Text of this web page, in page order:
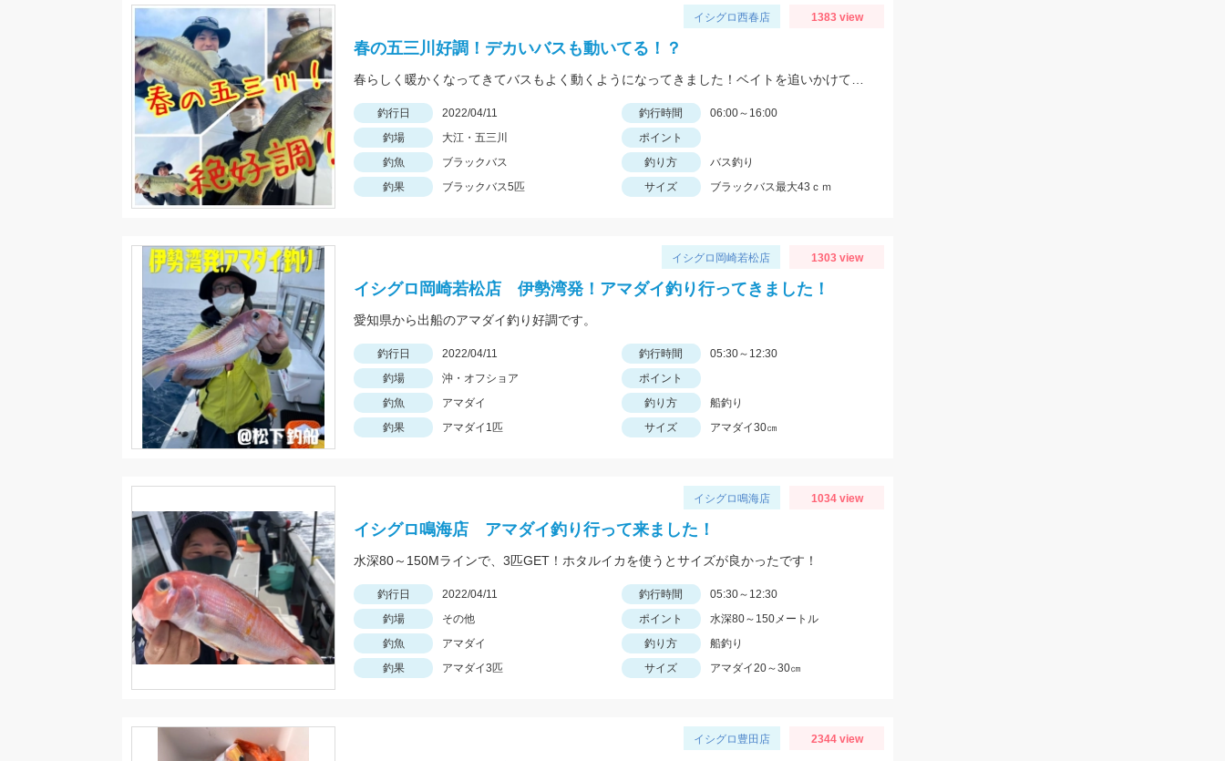
イシグロ西春店 1383 view
春の五三川好調！デカいバスも動いてる！？
釣行日 2022/04/11 釣行時間
06:00～16:00
釣場
大江・五三川
ポイント
釣魚
ブラックバス 釣り方
バス釣り
釣果
ブラックバス5匹 サイズ ブラックバス最大43ｃｍ
イシグロ岡崎若松店 1303 view
イシグロ岡崎若松店 伊勢湾発！アマダイ釣り行ってきました！
愛知県から出船のアマダイ釣り好調です。
釣行日 2022/04/11 釣行時間
05:30～12:30
釣場
沖・オフショア
ポイント
釣魚
アマダイ 釣り方
船釣り
釣果
アマダイ1匹 サイズ アマダイ30㎝
イシグロ鳴海店 1034 view
イシグロ鳴海店 アマダイ釣り行って来ました！
水深80～150Mラインで、3匹GET！ホタルイカを使うとサイズが良かったです！
釣行日 2022/04/11 釣行時間
05:30～12:30
釣場
その他 ポイント
水深80～150メートル
釣魚
アマダイ 釣り方
船釣り
釣果
アマダイ3匹 サイズ アマダイ20～30㎝
イシグロ豊田店 2344 view